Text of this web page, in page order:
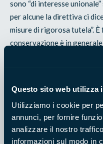
Questo sito web utilizza
Utilizziamo i cookie per
annunci, per fornire
analizzare il nostro
informazioni sul modo in
sono “di interesse
per alcune la direttiva ci
misure di rigorosa tutela”.
conservazione è in
Pastena e la grotta dei
vengono visitate da
grotte ci sono colonie di
sei specie di interesse
grotte ha sicuramente un